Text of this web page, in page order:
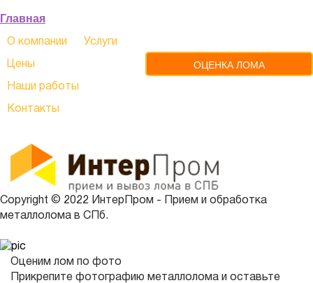
Главная
О компании Услуги
Цены
Наши работы
Контакты
ОЦЕНКА ЛОМА
Copyright © 2022 ИнтерПром - Прием и обработка
металлолома в СПб.
Оценим лом по фото
Прикрепите фотографию металлолома и оставьте